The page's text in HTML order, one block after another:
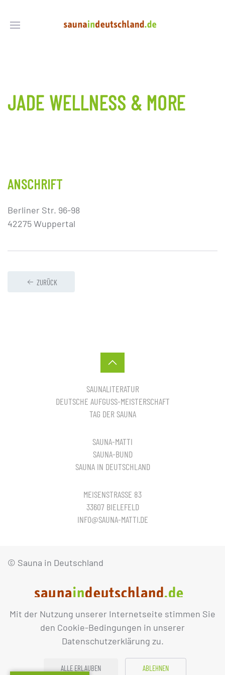
Mit der Nutzung unserer Internetseite stimmen Sie
den Cookie-Bedingungen in unserer
Datenschutzerklärung zu.
ALLE ERLAUBEN ABLEHNEN
JADE WELLNESS & MORE
ANSCHRIFT
Berliner Str. 96-98
42275 Wuppertal
ZURÜCK
SAUNALITERATUR
DEUTSCHE AUFGUSS-MEISTERSCHAFT
TAG DER SAUNA
SAUNA-MATTI
SAUNA-BUND
SAUNA IN DEUTSCHLAND
MEISENSTRASSE 83
33607 BIELEFELD
INFO@SAUNA-MATTI.DE
© Sauna in Deutschland
IMPRESSUM DATENSCHUTZ